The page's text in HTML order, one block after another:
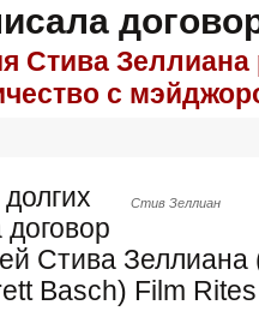
Стива Зеллиана
с
Стив Зеллиан
Стива Зеллиана
Basch) Film